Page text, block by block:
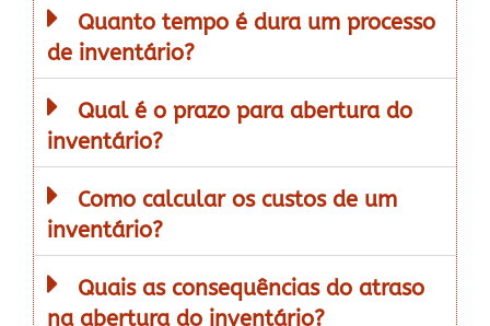
Quanto tempo é dura um processo
de inventário?
Qual é o prazo para abertura do
inventário?
Como calcular os custos de um
inventário?
Quais as consequências do atraso
na abertura do inventário?